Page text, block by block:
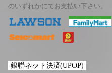
のいずれかにてお支払い下さい。
銀聯ネット決済(UPOP)